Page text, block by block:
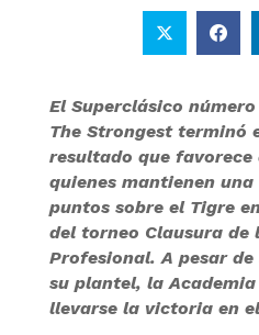
El Superclásico
The Strongest terminó
resultado que favorece
quienes mantienen
puntos sobre el Tigre
del torneo Clausura de
Profesional. A pesar
su plantel, la
llevarse la victoria en